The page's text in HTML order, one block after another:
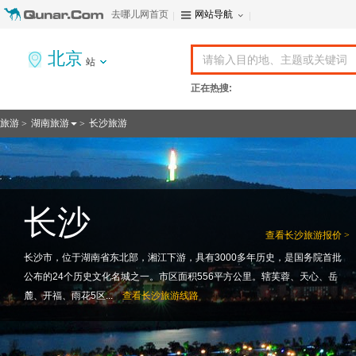
去哪儿网首页 网站导航
北京 站
正在热搜:
旅游 > 湖南旅游 > 长沙旅游
查看长沙旅游报价 >
长沙
长沙市，位于湖南省东北部，湘江下游，具有3000多年历史，是国务院首批
公布的24个历史文化名城之一。市区面积556平方公里。辖芙蓉、天心、岳
麓、开福、雨花5区...
查看长沙旅游线路